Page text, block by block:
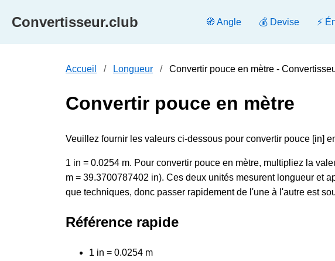
Convertisseur.club 🧭 Angle 💰 Devise ⚡
Accueil Longueur Convertir pouce en mètre -
Convertir pouce en mètre
Veuillez fournir les valeurs ci-dessous pour convertir pouce [in]
1 in = 0.0254 m. Pour convertir pouce en mètre, multipliez la
m = 39.3700787402 in). Ces deux unités mesurent longueur et
que techniques, donc passer rapidement de l'une à l'autre est
Référence rapide
1 in = 0.0254 m